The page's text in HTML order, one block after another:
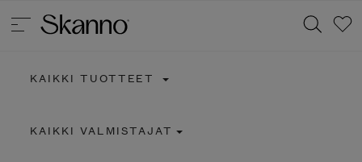
KAIKKI TUOTTEET
KAIKKI VALMISTAJAT